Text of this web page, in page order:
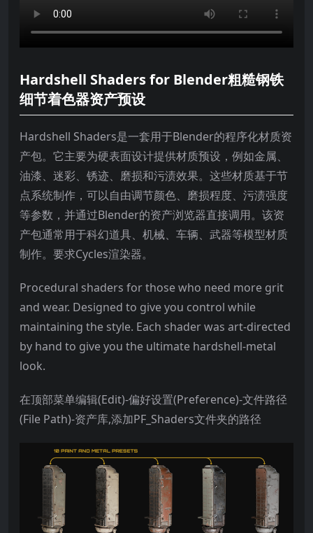
Hardshell Shaders for Blender粗糙钢铁
细节着色器资产预设
Hardshell Shaders是一套用于Blender的程序化材质资
产包。它主要为硬表面设计提供材质预设，例如金属、
油漆、迷彩、锈迹、磨损和污渍效果。这些材质基于节
点系统制作，可以自由调节颜色、磨损程度、污渍强度
等参数，并通过Blender的资产浏览器直接调用。该资
产包通常用于科幻道具、机械、车辆、武器等模型材质
制作。要求Cycles渲染器。
Procedural shaders for those who need more grit
and wear. Designed to give you control while
maintaining the style. Each shader was art-directed
by hand to give you the ultimate hardshell-metal
look.
在顶部菜单编辑(Edit)-偏好设置(Preference)-文件路径
(File Path)-资产库,添加PF_Shaders文件夹的路径